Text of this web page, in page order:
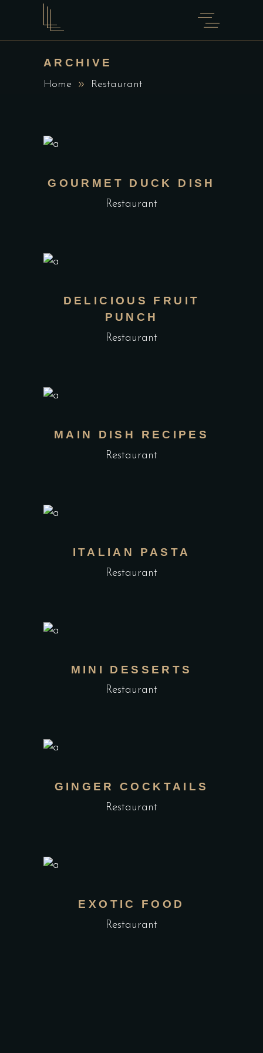
ARCHIVE
Home Restaurant
GOURMET DUCK DISH
Restaurant
DELICIOUS FRUIT
PUNCH
Restaurant
MAIN DISH RECIPES
Restaurant
ITALIAN PASTA
Restaurant
MINI DESSERTS
Restaurant
GINGER COCKTAILS
Restaurant
EXOTIC FOOD
Restaurant